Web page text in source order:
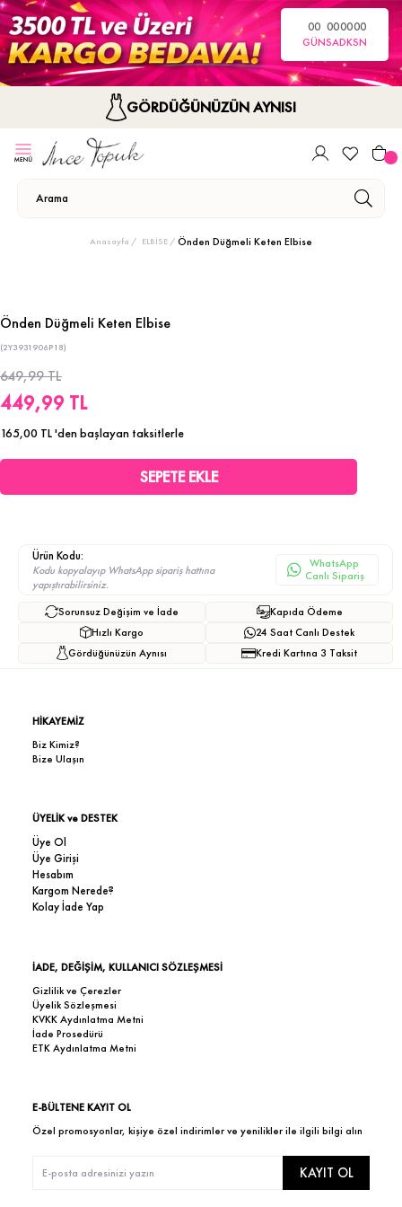
00
GÜN
00
SA
00
DK
00
SN
GÖRDÜĞÜNÜZÜN AYNISI
Anasayfa ELBİSE Önden Düğmeli Keten Elbise
Önden Düğmeli Keten Elbise
(2Y3931906P18)
649,99 TL
449,99 TL
165,00 TL'den başlayan taksitlerle
Ürün Kodu:
Kodu kopyalayıp WhatsApp sipariş hattına
yapıştırabilirsiniz.
WhatsApp
Canlı Sipariş
Sorunsuz Değişim ve İade
Hızlı Kargo
Gördüğünüzün Aynısı
Kapıda Ödeme
24 Saat Canlı Destek
Kredi Kartına 3 Taksit
HİKAYEMİZ
Biz Kimiz?
Bize Ulaşın
ÜYELİK ve DESTEK
Üye Ol
Üye Girişi
Hesabım
Kargom Nerede?
Kolay İade Yap
İADE, DEĞİŞİM, KULLANICI SÖZLEŞMESİ
Gizlilik ve Çerezler
Üyelik Sözleşmesi
KVKK Aydınlatma Metni
İade Prosedürü
ETK Aydınlatma Metni
E-BÜLTENE KAYIT OL
Özel promosyonlar, kişiye özel indirimler ve yenilikler ile ilgili bilgi alın
KAYIT OL